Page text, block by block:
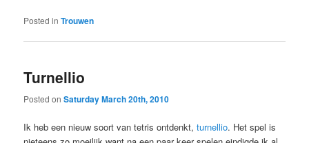
Posted in Trouwen
Turnellio
Posted onSaturday March 20th, 2010
Ik heb een nieuw soort van tetris ontdenkt,turnellio. Het spel is